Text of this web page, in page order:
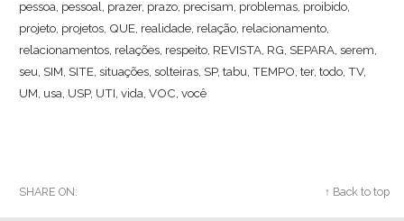
pessoa, pessoal, prazer, prazo, precisam, problemas, proibido,
projeto, projetos, QUE, realidade, relação, relacionamento,
relacionamentos, relações, respeito, REVISTA, RG, SEPARA,serem,
seu, SIM, SITE,situações,solteiras, SP,tabu,TEMPO,ter,todo,TV,
UM, usa, USP, UTI,vida,VOC,você
SHARE ON: ↑ Back to top